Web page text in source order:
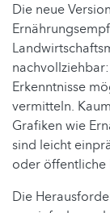
Die neue
Erkenntnisse
vermitteln.
Grafiken wie
sind leicht
oder öffentliche
Die